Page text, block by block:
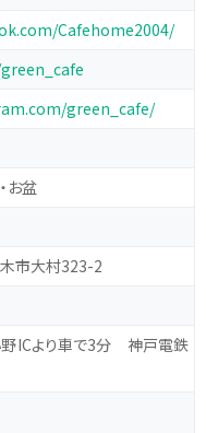
Cafehome2004/
green_cafe/
お盆
市大村323-2
野ICより車で3分 神戸電鉄